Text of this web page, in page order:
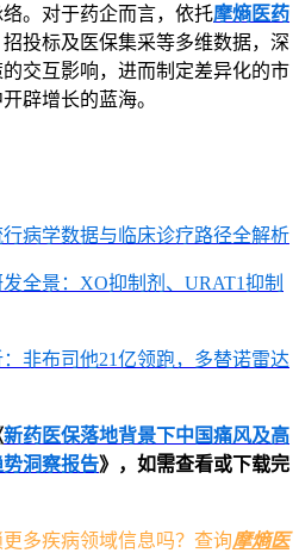
。对于药企而言，依托摩熵医药
投标及医保集采等多维数据，深
交互影响，进而制定差异化的市
辟增长的蓝海。
病学数据与临床诊疗路径全解析
全景：XO抑制剂、URAT1抑制
非布司他21亿领跑，多替诺雷达
新药医保落地背景下中国痛风及高
洞察报告》，如需查看或下载完
多疾病领域信息吗？查询摩熵医